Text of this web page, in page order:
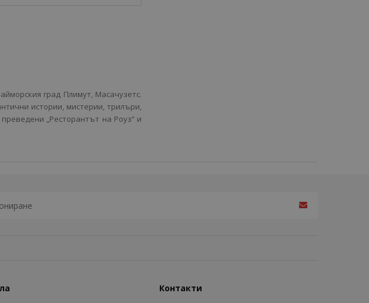
град Плимут, Масачузетс.
истории, мистерии, трилъри,
„Ресторантът на Роуз“ и
Контакти